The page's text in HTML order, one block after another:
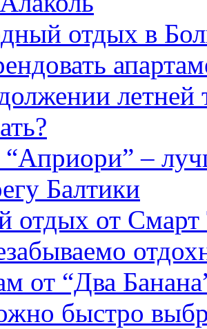
отдых в
летней
–
Балтики
отдых от Смарт
от “Два
быстро